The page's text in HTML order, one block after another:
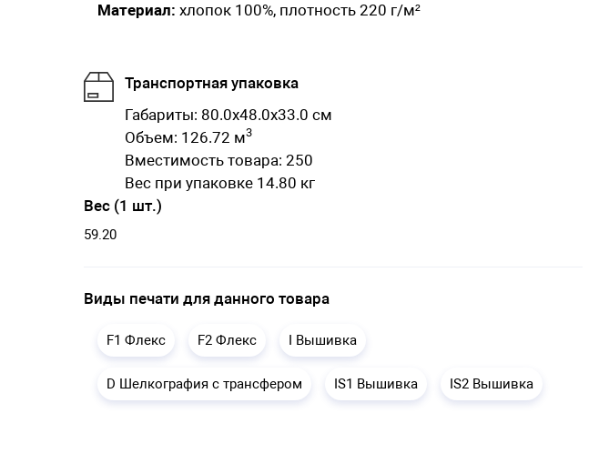
Материал: хлопок 100%, плотность 220 г/м²
Транспортная упаковка
Габариты: 80.0x48.0x33.0 см
Объем: 126.72 м3
Вместимость товара: 250
Вес при упаковке 14.80 кг
Вес (1 шт.)
59.20
Виды печати для данного товара
F1 Флекс F2 Флекс I Вышивка
D Шелкография с трансфером IS1 Вышивка IS2 Вышивка